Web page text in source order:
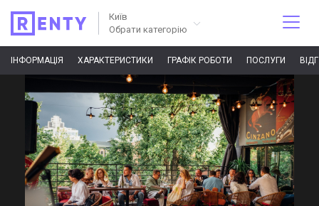
Київ
Обрати категорію
ІНФОРМАЦІЯ ХАРАКТЕРИСТИКИ ГРАФІК РОБОТИ ПОСЛУГИ